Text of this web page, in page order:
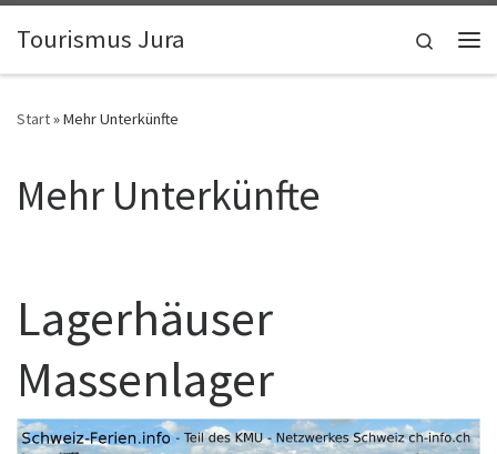
Zum Inhalt springen
Tourismus Jura
Search
Start»Mehr Unterkünfte
Mehr Unterkünfte
Lagerhäuser
Massenlager